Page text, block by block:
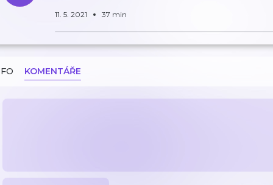
11. 5. 2021 37 min
KOMENTÁŘE